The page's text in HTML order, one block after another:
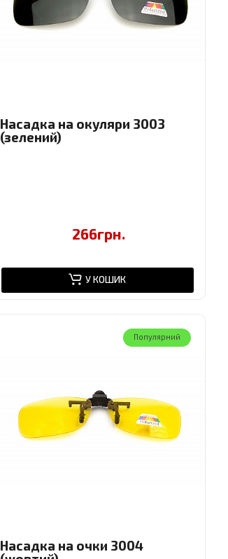
Насадка на окуляри 3003
(зелений)
266грн.
У КОШИК
Популярний
Насадка на очки 3004